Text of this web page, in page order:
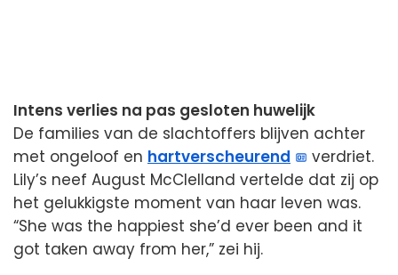
Intens verlies na pas gesloten huwelijk
De families van de slachtoffers blijven achter
met ongeloof en hartverscheurend
verdriet.
Lily’s neef August McClelland vertelde dat zij op
het gelukkigste moment van haar leven was.
“She was the happiest she’d ever been and it
got taken away from her,” zei hij.